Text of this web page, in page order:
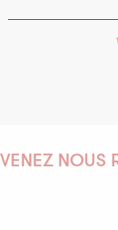
VENEZ NOUS